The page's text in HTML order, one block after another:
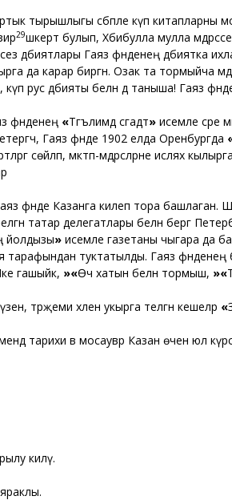
артык тырышлыгы сәбәпле күп китапларны
29шәкерт булып, Хәбибулла мулла
әдәбиятлары Гаяз әфәнденең
да карар биргән. Озак та тормыйча
күп рус әдәбияты белән дә таныша! Гаяз
«Тәгълимдә сәгадәт» исемле
Гаяз әфәнде 1902 елда Оренбургда
сөйләп, мәктәп-мәдрәсәләрне ислях
әфәнде Казанга килеп тора башлаган.
татар делегатлары белән бергә
йолдызы» исемле газетаны чыгара да
туктатылды. Гаяз әфәнденең
гашыйк, « Өч хатын белән тормыш
» , «»
тәрҗемәи хәлен укырга теләгән кешеләр «
тарихи вә мосаувәр Казан өчен юл
– килү.
яраклы.